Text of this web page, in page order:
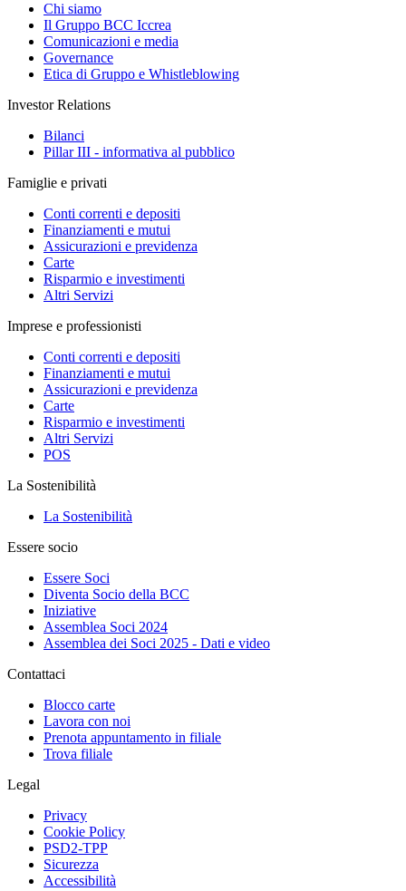
Chi siamo
Il Gruppo BCC Iccrea
Comunicazioni e media
Governance
Etica di Gruppo e Whistleblowing
Investor Relations
Bilanci
Pillar III - informativa al pubblico
Famiglie e privati
Conti correnti e depositi
Finanziamenti e mutui
Assicurazioni e previdenza
Carte
Risparmio e investimenti
Altri Servizi
Imprese e professionisti
Conti correnti e depositi
Finanziamenti e mutui
Assicurazioni e previdenza
Carte
Risparmio e investimenti
Altri Servizi
POS
La Sostenibilità
La Sostenibilità
Essere socio
Essere Soci
Diventa Socio della BCC
Iniziative
Assemblea Soci 2024
Assemblea dei Soci 2025 - Dati e video
Contattaci
Blocco carte
Lavora con noi
Prenota appuntamento in filiale
Trova filiale
Legal
Privacy
Cookie Policy
PSD2-TPP
Sicurezza
Accessibilità